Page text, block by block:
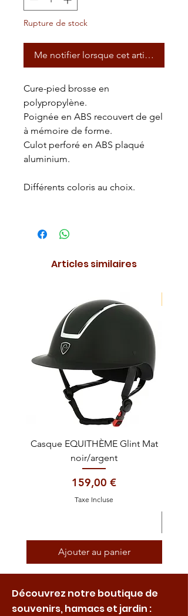
Rupture de stock
Me notifier lorsque cet article est
Cure-pied brosse en
polypropylène.
Poignée en ABS recouvert de gel
à mémoire de forme.
Culot perforé en ABS plaqué
aluminium.
Différents coloris au choix.
Articles similaires
Casque EQUITHÈME Glint Mat
noir/argent
Prix
159,00 €
Taxe Incluse
Ajouter au panier
Découvrez notre boutique de
souvenirs, hamacs et jardin :